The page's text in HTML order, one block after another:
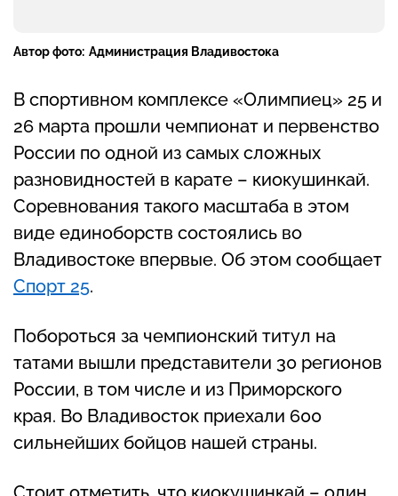
Автор фото: Администрация Владивостока
В спортивном комплексе «Олимпиец» 25 и
26 марта прошли чемпионат и первенство
России по одной из самых сложных
разновидностей в карате – киокушинкай.
Соревнования такого масштаба в этом
виде единоборств состоялись во
Владивостоке впервые. Об этом сообщает
Спорт 25.
Побороться за чемпионский титул на
татами вышли представители 30 регионов
России, в том числе и из Приморского
края. Во Владивосток приехали 600
сильнейших бойцов нашей страны.